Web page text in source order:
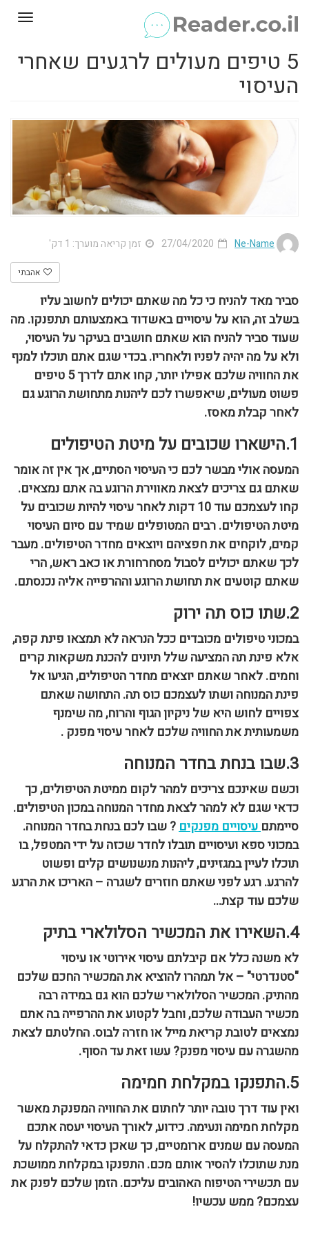
5 טיפים מעולים לרגעים שאחרי
העיסוי
Ne-Name זמן קריאה מוערך: 1 דק'
אהבתי
סביר מאד להניח כי כל מה שאתם יכולים לחשוב עליו
בשלב זה, הוא על עיסויים באשדוד באמצעותם תתפנקו. מה
שעוד סביר להניח הוא שאתם חושבים בעיקר על העיסוי,
ולא על מה יהיה לפניו ולאחריו. בכדי שגם אתם תוכלו למנף
את החוויה שלכם אפילו יותר, קחו אתם לדרך 5 טיפים
פשוט מעולים, שיאפשרו לכם ליהנות מתחושת הרוגע גם
לאחר קבלת מאסז.
1.הישארו שכובים על מיטת הטיפולים
המעסה אולי מבשר לכם כי העיסוי הסתיים, אך אין זה אומר
שאתם גם צריכים לצאת מאווירת הרוגע בה אתם נמצאים.
קחו לעצמכם עוד 10 דקות לאחר עיסוי להיות שכובים על
מיטת הטיפולים. רבים המטופלים שמיד עם סיום העיסוי
קמים, לוקחים את חפציהם ויוצאים מחדר הטיפולים. מעבר
לכך שאתם יכולים לסבול מסחרחורת או כאב ראש, הרי
שאתם קוטעים את תחושת הרוגע וההרפייה אליה נכנסתם.
2.שתו כוס תה ירוק
במכוני טיפולים מכובדים ככל הנראה לא תמצאו פינת קפה,
אלא פינת תה המציעה שלל תיונים להכנת משקאות קרים
וחמים. לאחר שאתם יוצאים מחדר הטיפולים, הגיעו אל
פינת המנוחה ושתו לעצמכם כוס תה. התחושה שאתם
צפויים לחוש היא של ניקיון הגוף והרוח, מה שימנף
משמעותית את החוויה שלכם לאחר עיסוי מפנק .
3.שבו בנחת בחדר המנוחה
וכשם שאינכם צריכים למהר לקום ממיטת הטיפולים, כך
כדאי שגם לא למהר לצאת מחדר המנוחה במכון הטיפולים.
סיימתםעיסויים מפנקים? שבו לכם בנחת בחדר המנוחה.
במכוני ספא ועיסויים תובלו לחדר שכזה על ידי המטפל, בו
תוכלו לעיין במגזינים, ליהנות מנשנושים קלים ופשוט
להרגע. רגע לפני שאתם חוזרים לשגרה – האריכו את הרגע
שלכם עוד קצת…
4.השאירו את המכשיר הסלולארי בתיק
לא משנה כלל אם קיבלתם עיסוי אירוטי או עיסוי
"סטנדרטי" – אל תמהרו להוציא את המכשיר החכם שלכם
מהתיק. המכשיר הסלולארי שלכם הוא גם במידה רבה
מכשיר העבודה שלכם, וחבל לקטוע את ההרפייה בה אתם
נמצאים לטובת קריאת מייל או חזרה לבוס. החלטתם לצאת
מהשגרה עם עיסוי מפנק? עשו זאת עד הסוף.
5.התפנקו במקלחת חמימה
ואין עוד דרך טובה יותר לחתום את החוויה המפנקת מאשר
מקלחת חמימה ונעימה. כידוע, לאורך העיסוי יעסה אתכם
המעסה עם שמנים ארומטיים, כך שאכן כדאי להתקלח על
מנת שתוכלו להסיר אותם מכם. התפנקו במקלחת ממושכת
עם תכשירי הטיפוח האהובים עליכם. הזמן שלכם לפנק את
עצמכם? ממש עכשיו!